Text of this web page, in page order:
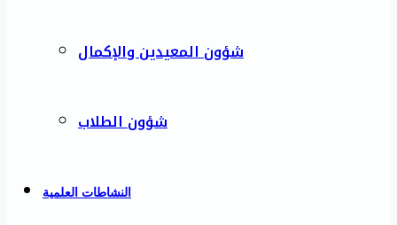
شؤون المعيدين والإكمال
شؤون الطلاب
النشاطات العلمية